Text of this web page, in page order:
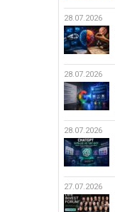
28.07.2026
28.07.2026
28.07.2026
27.07.2026